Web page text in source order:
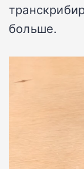
больше.